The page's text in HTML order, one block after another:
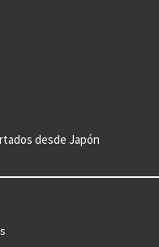
desde Japón